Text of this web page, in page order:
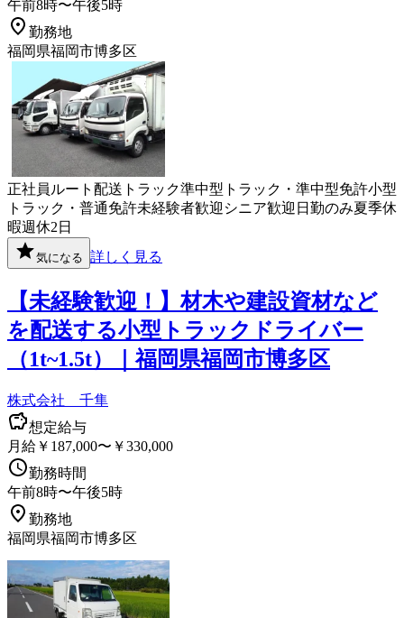
午前8時〜午後5時
勤務地
福岡県福岡市博多区
正社員 ルート配送 トラック準中型トラック・準中型免許小型
トラック・普通免許未経験者歓迎 シニア歓迎 日勤のみ夏季休
暇週休2日
気になる 詳しく見る
【未経験歓迎！】材木や建設資材など
を配送する小型トラックドライバー
（1t~1.5t）｜福岡県福岡市博多区
株式会社 千隼
想定給与
月給￥187,000〜￥330,000
勤務時間
午前8時〜午後5時
勤務地
福岡県福岡市博多区